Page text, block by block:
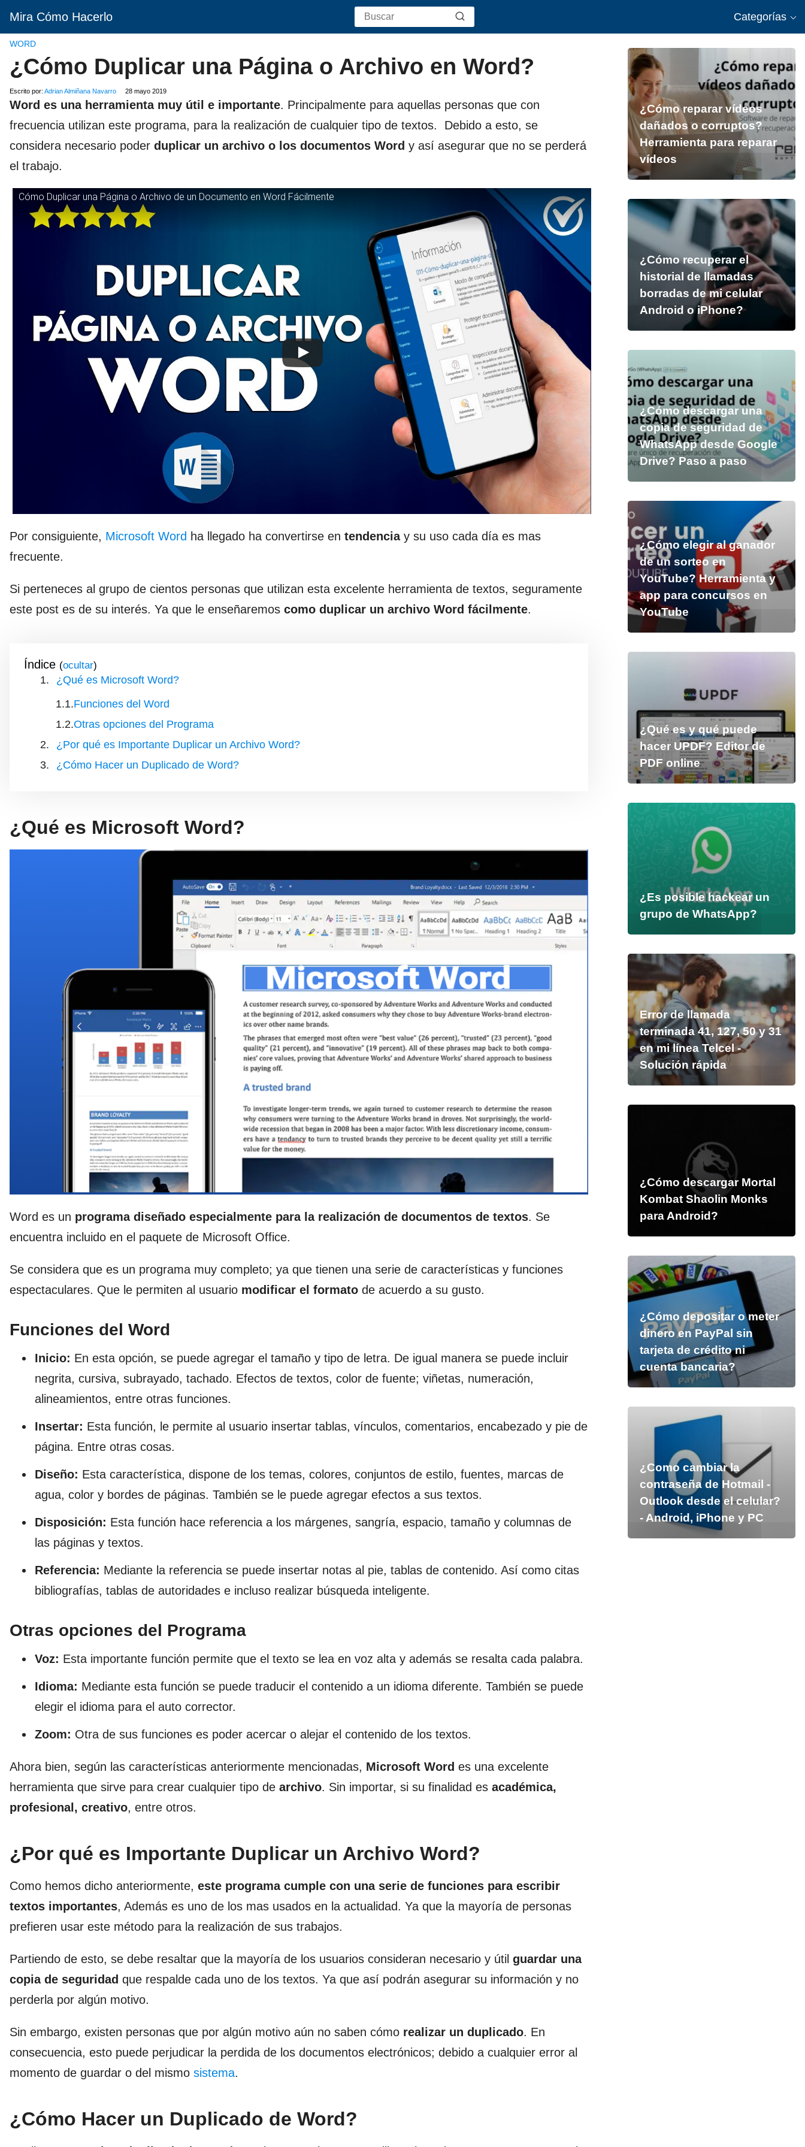
Mira Cómo Hacerlo Categorías
WORD
¿Cómo Duplicar una Página o Archivo en Word?
Escrito por: Adrian Almiñana Navarro 28 mayo 2019
Word es una herramienta muy útil e importante. Principalmente para aquellas personas que con
frecuencia utilizan este programa, para la realización de cualquier tipo de textos. Debido a esto, se
considera necesario poder duplicar un archivo o los documentos Word y así asegurar que no se perderá
el trabajo.
Cómo Duplicar una Página o Archivo de un Documento en Word Fácilmente
Por consiguiente, Microsoft Word ha llegado ha convertirse en tendenciay su uso cada día es mas
frecuente.
Si perteneces al grupo de cientos personas que utilizan esta excelente herramienta de textos, seguramente
este post es de su interés. Ya que le enseñaremos como duplicar un archivo Word fácilmente.
Índice ( )
¿Qué es Microsoft Word?
Funciones del Word
Otras opciones del Programa
¿Por qué es Importante Duplicar un Archivo Word?
¿Cómo Hacer un Duplicado de Word?
¿Qué es Microsoft Word?
Word es un programa diseñado especialmente para la realización de documentos de textos. Se
encuentra incluido en el paquete de Microsoft Office.
Se considera que es un programa muy completo; ya que tienen una serie de características y funciones
espectaculares. Que le permiten al usuario modificar el formato de acuerdo a su gusto.
Funciones del Word
Inicio: En esta opción, se puede agregar el tamaño y tipo de letra. De igual manera se puede incluir
negrita, cursiva, subrayado, tachado. Efectos de textos, color de fuente; viñetas, numeración,
alineamientos, entre otras funciones.
Insertar: Esta función, le permite al usuario insertar tablas, vínculos, comentarios, encabezado y pie de
página. Entre otras cosas.
Diseño: Esta característica, dispone de los temas, colores, conjuntos de estilo, fuentes, marcas de
agua, color y bordes de páginas. También se le puede agregar efectos a sus textos.
Disposición: Esta función hace referencia a los márgenes, sangría, espacio, tamaño y columnas de
las páginas y textos.
Referencia: Mediante la referencia se puede insertar notas al pie, tablas de contenido. Así como citas
bibliografías, tablas de autoridades e incluso realizar búsqueda inteligente.
Otras opciones del Programa
Voz: Esta importante función permite que el texto se lea en voz alta y además se resalta cada palabra.
Idioma: Mediante esta función se puede traducir el contenido a un idioma diferente. También se puede
elegir el idioma para el auto corrector.
Zoom: Otra de sus funciones es poder acercar o alejar el contenido de los textos.
Ahora bien, según las características anteriormente mencionadas, Microsoft Word es una excelente
herramienta que sirve para crear cualquier tipo de archivo. Sin importar, si su finalidad es académica,
profesional, creativo, entre otros.
¿Por qué es Importante Duplicar un Archivo Word?
Como hemos dicho anteriormente, este programa cumple con una serie de funciones para escribir
textos importantes, Además es uno de los mas usados en la actualidad. Ya que la mayoría de personas
prefieren usar este método para la realización de sus trabajos.
Partiendo de esto, se debe resaltar que la mayoría de los usuarios consideran necesario y útil guardar una
copia de seguridad que respalde cada uno de los textos. Ya que así podrán asegurar su información y no
perderla por algún motivo.
Sin embargo, existen personas que por algún motivo aún no saben cómo realizar un duplicado. En
consecuencia, esto puede perjudicar la perdida de los documentos electrónicos; debido a cualquier error al
momento de guardar o del mismo sistema.
¿Cómo Hacer un Duplicado de Word?
¿Cómo reparar vídeos
dañados o corruptos?
Herramienta para reparar
vídeos
¿Cómo recuperar el
historial de llamadas
borradas de mi celular
Android o iPhone?
¿Cómo descargar una
copia de seguridad de
WhatsApp desde Google
Drive? Paso a paso
¿Cómo elegir al ganador
de un sorteo en
YouTube? Herramienta y
app para concursos en
YouTube
¿Qué es y qué puede
hacer UPDF? Editor de
PDF online
¿Es posible hackear un
grupo de WhatsApp?
Error de llamada
terminada 41, 127, 50 y 31
en mi línea Telcel -
Solución rápida
¿Cómo descargar Mortal
Kombat Shaolin Monks
para Android?
¿Cómo depositar o meter
dinero en PayPal sin
tarjeta de crédito ni
cuenta bancaria?
¿Como cambiar la
contraseña de Hotmail -
Outlook desde el celular?
- Android, iPhone y PC